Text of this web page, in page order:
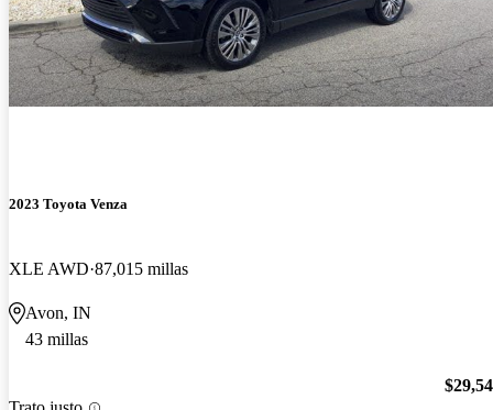
2023 Toyota Venza
XLE AWD 87,015 millas
Avon, IN
43 millas